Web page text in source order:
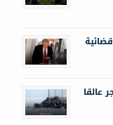
مهاجر عالقا